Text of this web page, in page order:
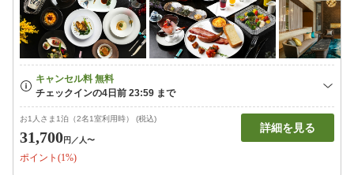
お1人さま1泊（2名1室利用時） (税込)
31,700円 ／人〜
ポイント(1%)
詳細を見る